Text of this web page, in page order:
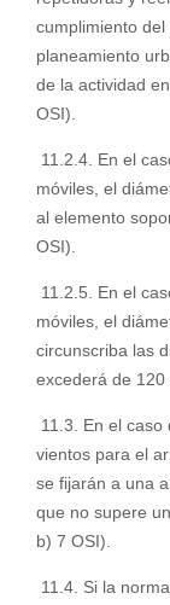
cumplimiento
planeamiento
de la actividad
OSI).
11.2.4. En el
móviles, el
al elemento
OSI).
11.2.5. En el
móviles, el
circunscriba las
excederá de
11.3. En el
vientos para el
se fijarán a una
que no supere
b) 7 OSI).
11.4. Si la